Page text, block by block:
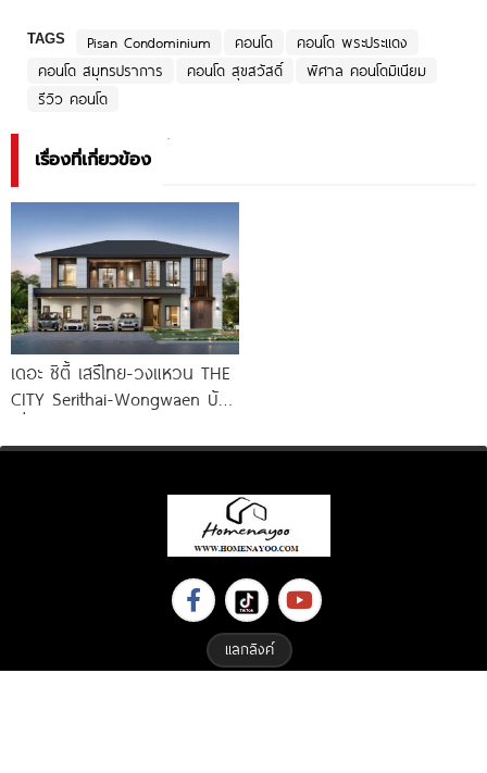
TAGS Pisan Condominium คอนโด
คอนโด พระประแดง
คอนโด สมุทรปราการ
คอนโด สุขสวัสดิ์
พิศาล คอนโดมิเนียม
รีวิว คอนโด
เรื่องที่เกี่ยวข้อง
เดอะ ซิตี้ เสรีไทย-วงแหวน THE
CITY Serithai-Wongwaen บ้าน
แลกลิงค์